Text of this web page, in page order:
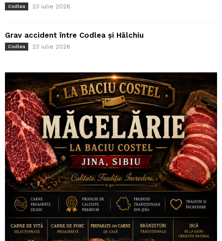
Codlea 23 iulie 2026
Grav accident între Codlea și Hălchiu
Codlea 23 iulie 2026